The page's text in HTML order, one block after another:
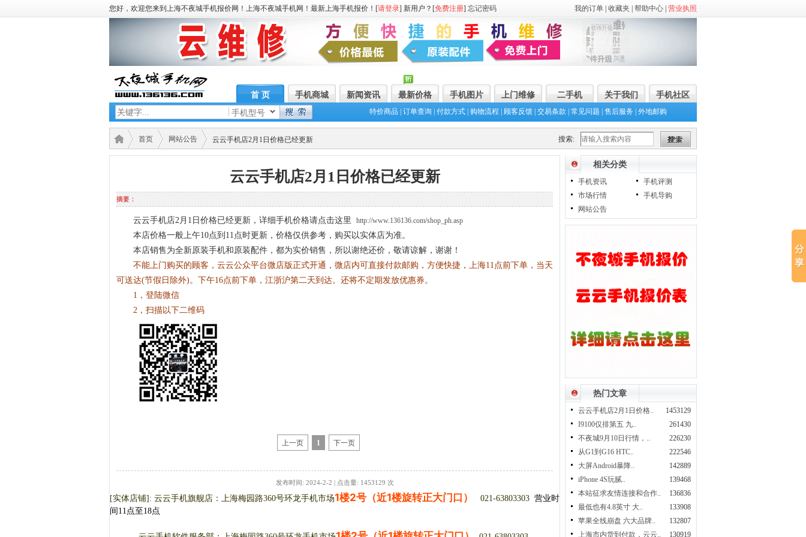
您好，欢迎您来到上海不夜城手机报价网！上海不夜城手机网！最新上海手机报价！[请登录] 新用户？[免费注册] 忘记密码 我的订单 收藏夹 帮助中心 营业执照
首 页 手机商城 新闻资讯 最新价格 手机图片 上门维修 二手机 关于我们
手机社区
手机型号
特价商品 订单查询 付款方式 购物流程 顾客反馈 交易条款 常见问题 售后服务 外地邮购
首页 网站公告 云云手机店2月1日价格已经更新 搜索:
云云手机店2月1日价格已经更新
摘要：
云云手机店2月1日价格已经更新，详细手机价格请点击这里 http://www.136136.com/shop_ph.asp
本店价格一般上午10点到11点时更新，价格仅供参考，购买以实体店为准。
本店销售为全新原装手机和原装配件，都为实价销售，所以谢绝还价，敬请谅解，谢谢！
不能上门购买的顾客，云云公众平台微店版正式开通，微店内可直接付款邮购，方便快捷，上海11点前下单，当天
可送达(节假日除外)。下午16点前下单，江浙沪第二天到达。还将不定期发放优惠券。
1，登陆微信
2，扫描以下二维码
上一页 1 下一页
发布时间: 2024-2-2 | 点击量: 1453129 次
[实体店铺]: 云云手机旗舰店：上海梅园路360号环龙手机市场1楼2号（近1楼旋转正大门口） 021-63803303 营业时
间11点至18点
相关分类
手机资讯
手机评测
市场行情
手机导购
网站公告
热门文章
云云手机店2月1日价格..
1453129
I9100仅排第五 九..
261430
不夜城9月10日行情，..
226230
从G1到G16 HTC..
222546
大屏Android暴降..
142889
iPhone 4S玩腻..
139468
本站征求友情连接和合作..
136836
最低也有4.8英寸 大..
133908
苹果全线崩盘 六大品牌..
132807
上海市内货到付款，云云..
130919